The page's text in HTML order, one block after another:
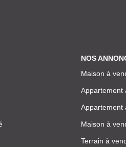
NOS
Maison à
Appartement
Appartement
Maison à
Terrain à